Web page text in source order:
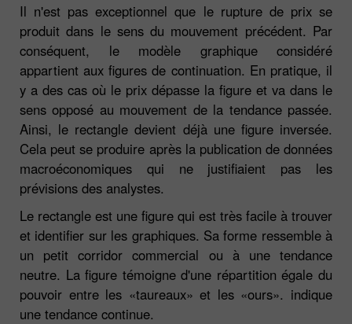
Il n'est pas exceptionnel que le rupture de prix se
produit dans le sens du mouvement précédent. Par
conséquent, le modèle graphique considéré
appartient aux figures de continuation. En pratique, il
y a des cas où le prix dépasse la figure et va dans le
sens opposé au mouvement de la tendance passée.
Ainsi, le rectangle devient déjà une figure inversée.
Cela peut se produire après la publication de données
macroéconomiques qui ne justifiaient pas les
prévisions des analystes.
Le rectangle est une figure qui est très facile à trouver
et identifier sur les graphiques. Sa forme ressemble à
un petit corridor commercial ou à une tendance
neutre. La figure témoigne d'une répartition égale du
pouvoir entre les «taureaux» et les «ours». indique
une tendance continue.